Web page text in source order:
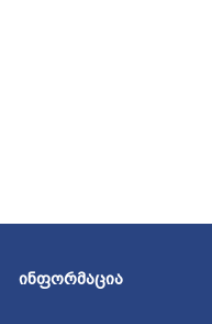
ᲘᲜᲤᲝᲠᲛᲐᲪᲘᲐ